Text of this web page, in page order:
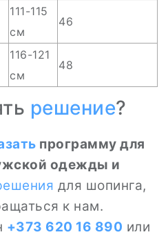
111-115
см
46
116-121
см
48
решение?
программу для
одежды и
для шопинга,
к нам.
+373 620 16 890 или